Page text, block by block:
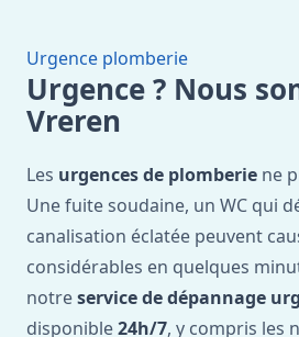
Urgence plomberie
Urgence ? Nous
Vreren
Les urgences de plomberie ne
Une fuite soudaine, un WC qui
canalisation éclatée peuvent
considérables en quelques
notreservice de dépannage
disponible24h/7, y compris les